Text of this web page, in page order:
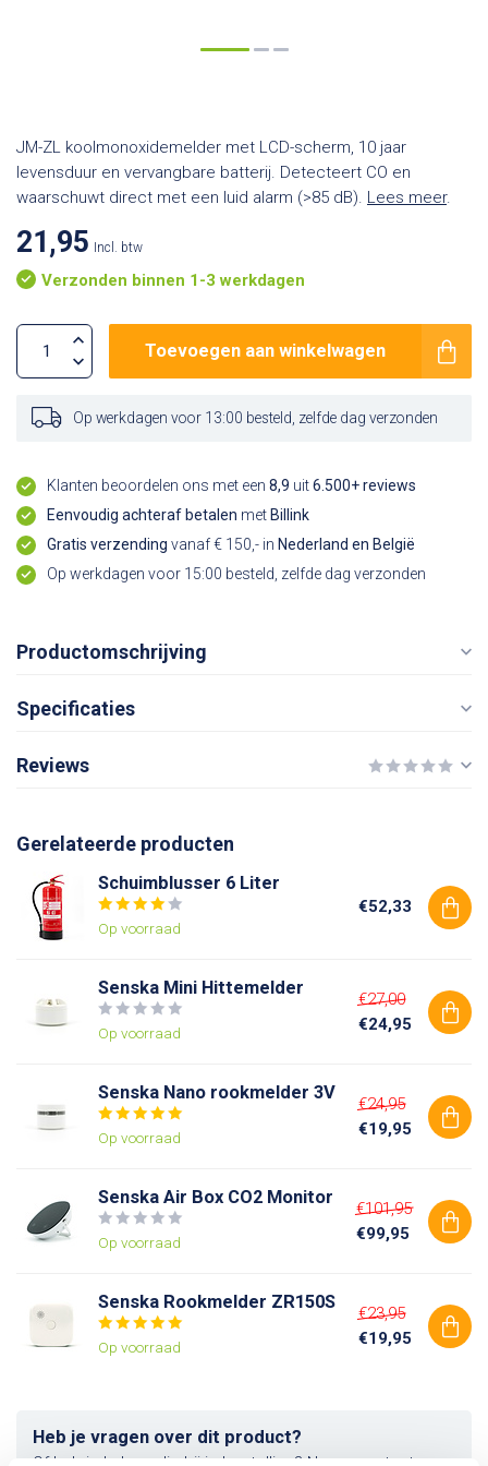
JM-ZL koolmonoxidemelder met LCD-scherm, 10 jaar
levensduur en vervangbare batterij. Detecteert CO en
waarschuwt direct met een luid alarm (>85 dB). Lees meer.
21,95 Incl. btw
Verzonden binnen 1-3 werkdagen
Toevoegen aan winkelwagen
Op werkdagen voor 13:00 besteld, zelfde dag verzonden
Klanten beoordelen ons met een 8,9 uit6.500+ reviews
Eenvoudig achteraf betalen met Billink
Gratis verzending vanaf € 150,- in Nederland en België
Op werkdagen voor 15:00 besteld, zelfde dag verzonden
Productomschrijving
Specificaties
Reviews
Gerelateerde producten
Schuimblusser 6 Liter
Op voorraad
€52,33
Senska Mini Hittemelder
Op voorraad
€27,00
€24,95
Senska Nano rookmelder 3V
Op voorraad
€24,95
€19,95
Senska Air Box CO2 Monitor
Op voorraad
€101,95
€99,95
Senska Rookmelder ZR150S
Op voorraad
€23,95
€19,95
Heb je vragen over dit product?